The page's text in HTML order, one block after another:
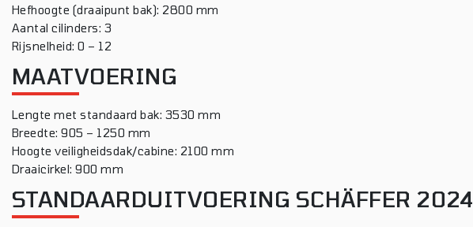
Hefhoogte (draaipunt bak): 2800 mm
Aantal cilinders: 3
Rijsnelheid: 0 – 12
MAATVOERING
Lengte met standaard bak: 3530 mm
Breedte: 905 – 1250 mm
Hoogte veiligheidsdak/cabine: 2100 mm
Draaicirkel: 900 mm
STANDAARDUITVOERING SCHÄFFER 2024